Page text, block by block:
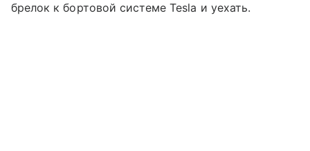
брелок к бортовой системе Tesla и уехать.